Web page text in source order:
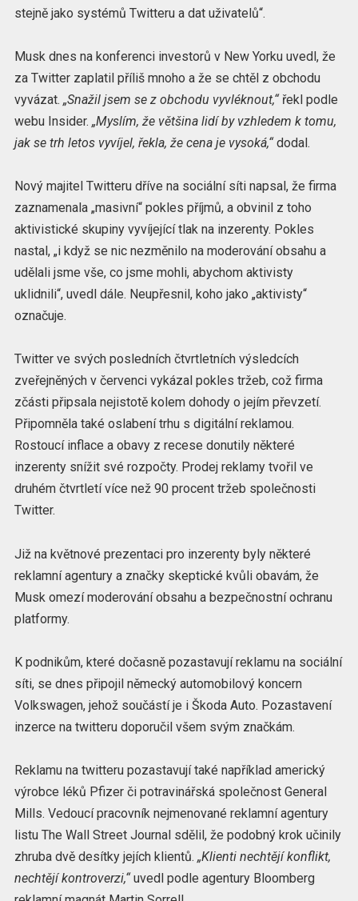
stejně jako systémů Twitteru a dat uživatelů“.
Musk dnes na konferenci investorů v New Yorku uvedl, že
za Twitter zaplatil příliš mnoho a že se chtěl z obchodu
vyvázat. „Snažil jsem se z obchodu vyvléknout,“řekl podle
webu Insider. „Myslím, že většina lidí by vzhledem k tomu,
jak se trh letos vyvíjel, řekla, že cena je vysoká,“dodal.
Nový majitel Twitteru dříve na sociální síti napsal, že firma
zaznamenala „masivní“ pokles příjmů, a obvinil z toho
aktivistické skupiny vyvíjející tlak na inzerenty. Pokles
nastal, „i když se nic nezměnilo na moderování obsahu a
udělali jsme vše, co jsme mohli, abychom aktivisty
uklidnili“, uvedl dále. Neupřesnil, koho jako „aktivisty“
označuje.
Twitter ve svých posledních čtvrtletních výsledcích
zveřejněných v červenci vykázal pokles tržeb, což firma
zčásti připsala nejistotě kolem dohody o jejím převzetí.
Připomněla také oslabení trhu s digitální reklamou.
Rostoucí inflace a obavy z recese donutily některé
inzerenty snížit své rozpočty. Prodej reklamy tvořil ve
druhém čtvrtletí více než 90 procent tržeb společnosti
Twitter.
Již na květnové prezentaci pro inzerenty byly některé
reklamní agentury a značky skeptické kvůli obavám, že
Musk omezí moderování obsahu a bezpečnostní ochranu
platformy.
K podnikům, které dočasně pozastavují reklamu na sociální
síti, se dnes připojil německý automobilový koncern
Volkswagen, jehož součástí je i Škoda Auto. Pozastavení
inzerce na twitteru doporučil všem svým značkám.
Reklamu na twitteru pozastavují také například americký
výrobce léků Pfizer či potravinářská společnost General
Mills. Vedoucí pracovník nejmenované reklamní agentury
listu The Wall Street Journal sdělil, že podobný krok učinily
zhruba dvě desítky jejích klientů. „Klienti nechtějí konflikt,
nechtějí kontroverzi,“uvedl podle agentury Bloomberg